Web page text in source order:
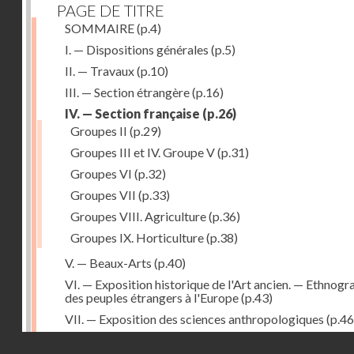
PAGE DE TITRE
SOMMAIRE(p.4)
I. — Dispositions générales (p.5)
II. — Travaux(p.10)
III. — Section étrangère(p.16)
IV. — Section française (p.26)
Groupes II (p.29)
Groupes III et IV. Groupe V(p.31)
Groupes VI (p.32)
Groupes VII (p.33)
Groupes VIII. Agriculture(p.36)
Groupes IX. Horticulture(p.38)
V. — Beaux-Arts (p.40)
VI. — Exposition historique de l'Art ancien. —
des peuples étrangers à l'Europe(p.43)
VII. — Exposition des sciences anthropologiques